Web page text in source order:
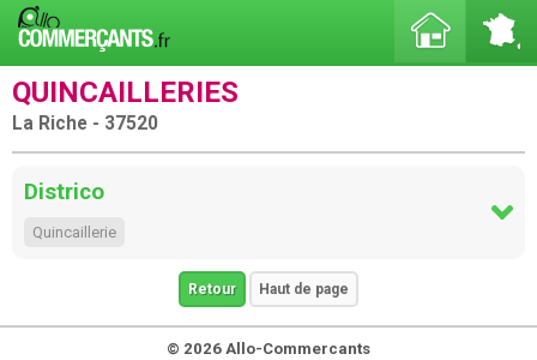
QUINCAILLERIES
La Riche - 37520
Districo
Quincaillerie
Retour Haut de page
© 2026 Allo-Commercants